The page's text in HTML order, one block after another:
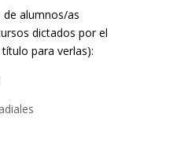
alumnos/as
dictados por el
para verlas):